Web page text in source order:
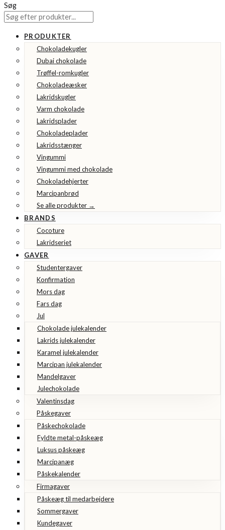
Søg
PRODUKTER
Chokoladekugler
Dubai chokolade
Trøffel-romkugler
Chokoladeæsker
Lakridskugler
Varm chokolade
Lakridsplader
Chokoladeplader
Lakridsstænger
Vingummi
Vingummi med chokolade
Chokoladehjerter
Marcipanbrød
Se alle produkter →
BRANDS
Cocoture
Lakridseriet
GAVER
Studentergaver
Konfirmation
Mors dag
Fars dag
Jul
Chokolade julekalender
Lakrids julekalender
Karamel julekalender
Marcipan julekalender
Mandelgaver
Julechokolade
Valentinsdag
Påskegaver
Påskechokolade
Fyldte metal-påskeæg
Luksus påskeæg
Marcipanæg
Påskekalender
Firmagaver
Påskeæg til medarbejdere
Sommergaver
Kundegaver